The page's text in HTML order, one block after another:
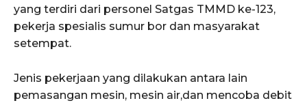
yang terdiri dari personel Satgas TMMD ke-123,
pekerja spesialis sumur bor dan masyarakat
setempat.
Jenis pekerjaan yang dilakukan antara lain
pemasangan mesin, mesin air,dan mencoba debit